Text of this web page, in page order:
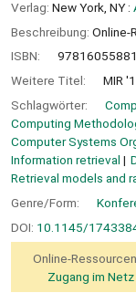
Verlag: New York, NY :
Beschreibung: Online-
ISBN:
Weitere Titel:
MIR
Schlagwörter:
Computing
Computer Systems
Information retrieval
Retrieval models and
Genre/Form:
DOI: 10.1145/
Online-
Zugang im